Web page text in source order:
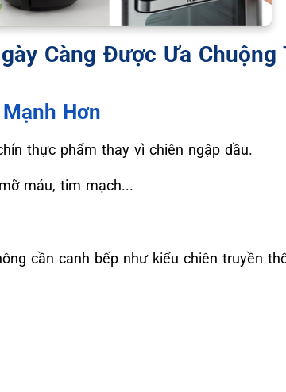
Càng Được Ưa Chuộng
Hơn
thực phẩm thay vì chiên ngập dầu.
máu, tim mạch...
cần canh bếp như kiểu chiên truyền